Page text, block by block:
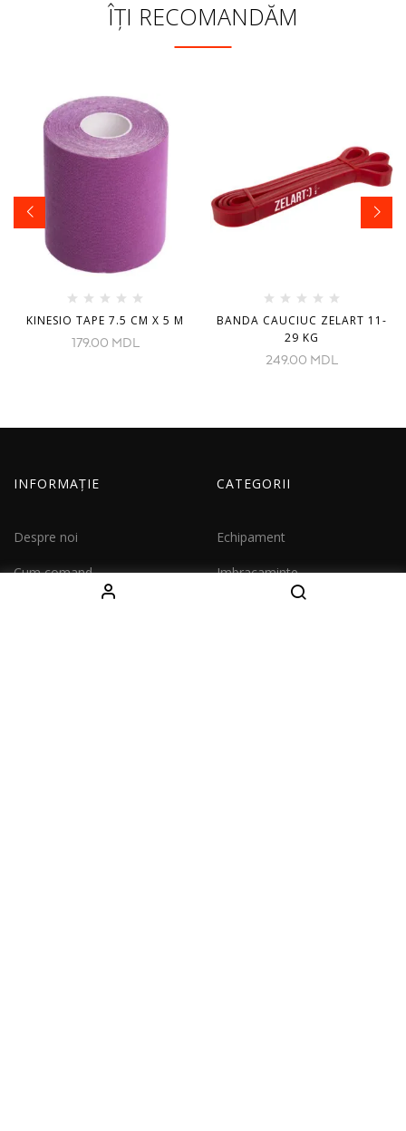
ÎȚI RECOMANDĂM
KINESIO TAPE 7.5 CM X 5 M
179.00 MDL
BANDA CAUCIUC ZELART 11-
29 KG
249.00 MDL
INFORMAȚIE
Despre noi
Cum comand
CATEGORII
Echipament
Imbracaminte